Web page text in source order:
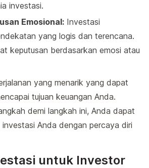
investasi.
Emosional: Investasi
yang logis dan terencana.
keputusan berdasarkan emosi atau
yang menarik yang dapat
tujuan keuangan Anda.
demi langkah ini, Anda dapat
investasi Anda dengan percaya diri
untuk Investor